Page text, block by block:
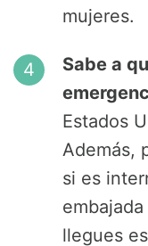
mujeres.
Sabe a
Estados
Además,
si es
llegues